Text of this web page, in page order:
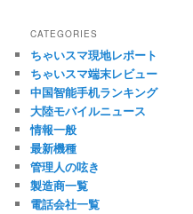
CATEGORIES
ちゃいスマ現地レポート
ちゃいスマ端末レビュー
中国智能手机ランキング
大陸モバイルニュース
情報一般
最新機種
管理人の呟き
製造商一覧
電話会社一覧